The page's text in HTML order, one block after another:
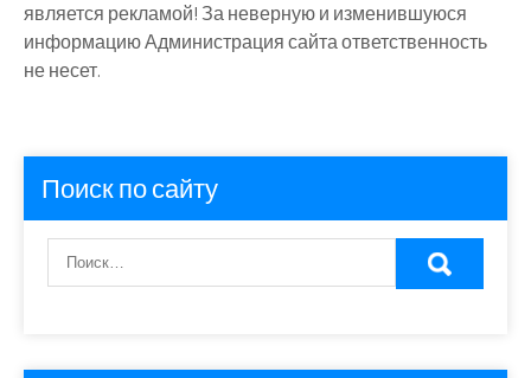
является рекламой! За неверную и изменившуюся
информацию Администрация сайта ответственность
не несет.
Поиск по сайту